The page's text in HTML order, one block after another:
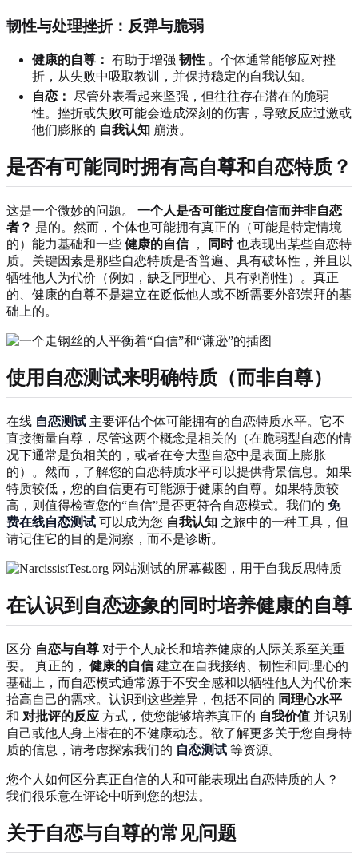
韧性与处理挫折：反弹与脆弱
健康的自尊： 有助于增强 韧性 。个体通常能够应对挫
折，从失败中吸取教训，并保持稳定的自我认知。
自恋： 尽管外表看起来坚强，但往往存在潜在的脆弱
性。挫折或失败可能会造成深刻的伤害，导致反应过激或
他们膨胀的 自我认知 崩溃。
是否有可能同时拥有高自尊和自恋特质？
这是一个微妙的问题。 一个人是否可能过度自信而并非自恋
者？ 是的。然而，个体也可能拥有真正的（可能是特定情境
的）能力基础和一些 健康的自信， 同时也表现出某些自恋特
质。关键因素是那些自恋特质是否普遍、具有破坏性，并且以
牺牲他人为代价（例如，缺乏同理心、具有剥削性）。真正
的、健康的自尊不是建立在贬低他人或不断需要外部崇拜的基
础上的。
使用自恋测试来明确特质（而非自尊）
在线 自恋测试 主要评估个体可能拥有的自恋特质水平。它不
直接衡量自尊，尽管这两个概念是相关的（在脆弱型自恋的情
况下通常是负相关的，或者在夸大型自恋中是表面上膨胀
的）。然而，了解您的自恋特质水平可以提供背景信息。如果
特质较低，您的自信更有可能源于健康的自尊。如果特质较
高，则值得检查您的“自信”是否更符合自恋模式。我们的 免
费在线自恋测试 可以成为您 自我认知 之旅中的一种工具，但
请记住它的目的是洞察，而不是诊断。
在认识到自恋迹象的同时培养健康的自尊
区分 自恋与自尊 对于个人成长和培养健康的人际关系至关重
要。 真正的， 健康的自信建立在自我接纳、韧性和同理心的
基础上，而自恋模式通常源于不安全感和以牺牲他人为代价来
抬高自己的需求。认识到这些差异，包括不同的 同理心水平
和 对批评的反应 方式，使您能够培养真正的 自我价值 并识别
自己或他人身上潜在的不健康动态。欲了解更多关于您自身特
质的信息，请考虑探索我们的 自恋测试 等资源。
您个人如何区分真正自信的人和可能表现出自恋特质的人？
我们很乐意在评论中听到您的想法。
关于自恋与自尊的常见问题